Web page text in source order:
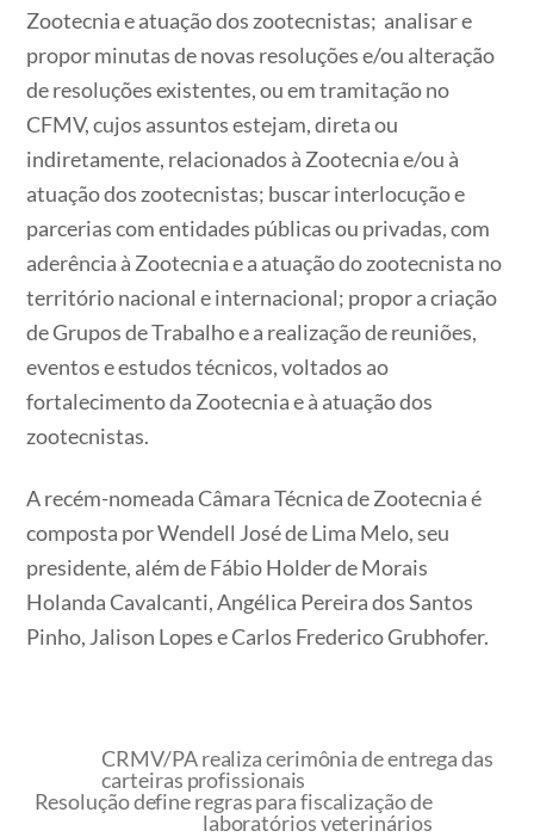
Zootecnia e atuação dos zootecnistas; analisar e
propor minutas de novas resoluções e/ou alteração
de resoluções existentes, ou em tramitação no
CFMV, cujos assuntos estejam, direta ou
indiretamente, relacionados à Zootecnia e/ou à
atuação dos zootecnistas; buscar interlocução e
parcerias com entidades públicas ou privadas, com
aderência à Zootecnia e a atuação do zootecnista no
território nacional e internacional; propor a criação
de Grupos de Trabalho e a realização de reuniões,
eventos e estudos técnicos, voltados ao
fortalecimento da Zootecnia e à atuação dos
zootecnistas.
A recém-nomeada Câmara Técnica de Zootecnia é
composta por Wendell José de Lima Melo, seu
presidente, além de Fábio Holder de Morais
Holanda Cavalcanti, Angélica Pereira dos Santos
Pinho, Jalison Lopes e Carlos Frederico Grubhofer.
CRMV/PA realiza cerimônia de entrega das
carteiras profissionais
Resolução define regras para fiscalização de
laboratórios veterinários